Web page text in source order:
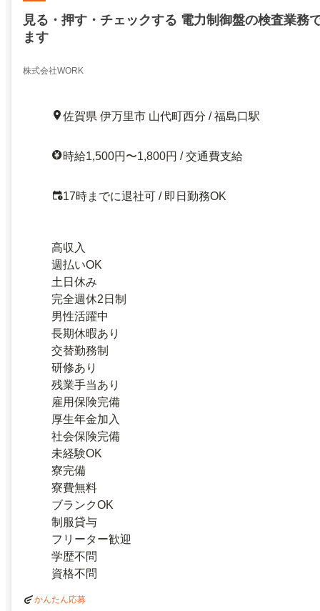
見る・押す・チェックする 電力制御盤の検査業務
ます
株式会社WORK
佐賀県 伊万里市 山代町西分 / 福島口駅
時給1,500円〜1,800円 / 交通費支給
17時までに退社可 / 即日勤務OK
高収入
週払いOK
土日休み
完全週休2日制
男性活躍中
長期休暇あり
交替勤務制
研修あり
残業手当あり
雇用保険完備
厚生年金加入
社会保険完備
未経験OK
寮完備
寮費無料
ブランクOK
制服貸与
フリーター歓迎
学歴不問
資格不問
かんたん応募